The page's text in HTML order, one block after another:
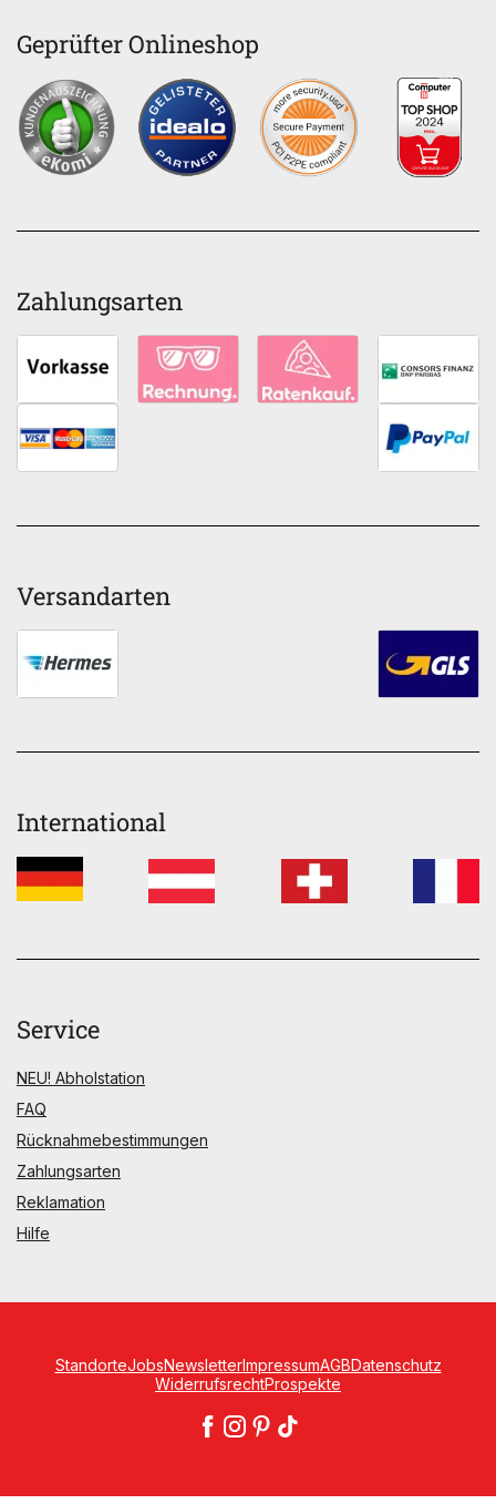
Geprüfter Onlineshop
Zahlungsarten
Versandarten
International
Service
NEU! Abholstation
FAQ
Rücknahmebestimmungen
Zahlungsarten
Reklamation
Hilfe
StandorteJobsNewsletterImpressumAGBDatenschutz
WiderrufsrechtProspekte